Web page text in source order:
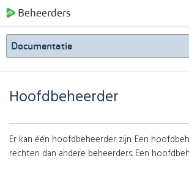
Beheerders
Documentatie
Hoofdbeheerder
Er kan één hoofdbeheerder zijn. Een
rechten dan andere beheerders. Een